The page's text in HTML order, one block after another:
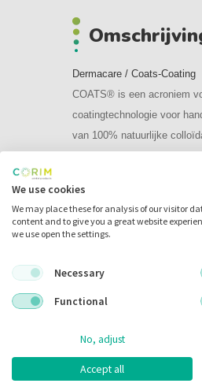
Dermacare / Coats-Coating
COATS® is een acroniem
coatingtechnologie voor
van 100% natuurlijke
Onze Soft Nitrile Derma
huidhydratatie, in
opmerkelijke verbetering
Bescherm of herstel uw
Houd vocht vast in de
Deze coating vormt een
Colloïdaal havermout is de
jeuk en irritaties. Colloïdaal
We use cookies
We may place these for analysis of our visitor
content and to give you a great website
we use open the settings.
Necessary
Functional
No, adjust
Accept all